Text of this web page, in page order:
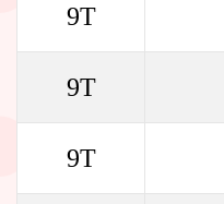
9T
9T
9T